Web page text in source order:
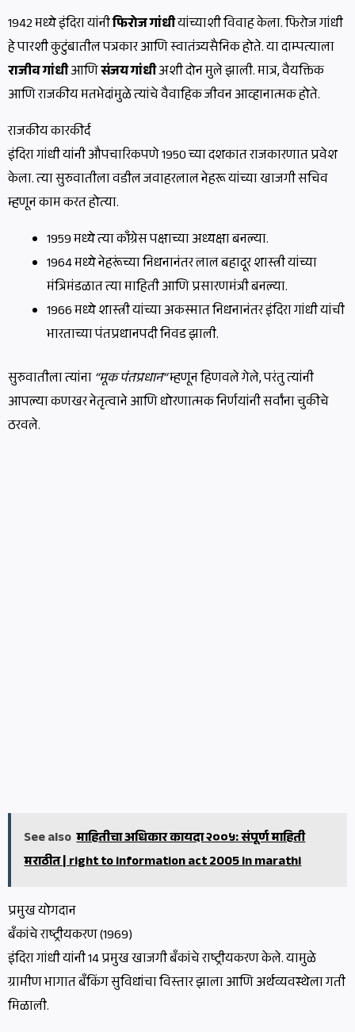
1942 मध्ये इंदिरा यांनीफिरोज गांधीयांच्याशी विवाह केला. फिरोज गांधी
हे पारशी कुटुंबातील पत्रकार आणि स्वातंत्र्यसैनिक होते. या दाम्पत्याला
राजीव गांधीआणिसंजय गांधीअशी दोन मुले झाली. मात्र, वैयक्तिक
आणि राजकीय मतभेदांमुळे त्यांचे वैवाहिक जीवन आव्हानात्मक होते.
राजकीय कारकीर्द
इंदिरा गांधी यांनी औपचारिकपणे 1950 च्या दशकात राजकारणात प्रवेश
केला. त्या सुरुवातीला वडील जवाहरलाल नेहरू यांच्या खाजगी सचिव
म्हणून काम करत होत्या.
1959 मध्ये त्या काँग्रेस पक्षाच्या अध्यक्षा बनल्या.
1964 मध्ये नेहरूंच्या निधनानंतर लाल बहादूर शास्त्री यांच्या
मंत्रिमंडळात त्या माहिती आणि प्रसारणमंत्री बनल्या.
1966 मध्ये शास्त्री यांच्या अकस्मात निधनानंतर इंदिरा गांधी यांची
भारताच्या पंतप्रधानपदी निवड झाली.
सुरुवातीला त्यांना“मूक पंतप्रधान”म्हणून हिणवले गेले, परंतु त्यांनी
आपल्या कणखर नेतृत्वाने आणि धोरणात्मक निर्णयांनी सर्वांना चुकीचे
ठरवले.
See also माहितीचा अधिकार कायदा २००५: संपूर्ण माहिती
मराठीत | right to information act 2005 in marathi
प्रमुख योगदान
बँकांचे राष्ट्रीयकरण (1969)
इंदिरा गांधी यांनी 14 प्रमुख खाजगी बँकांचे राष्ट्रीयकरण केले. यामुळे
ग्रामीण भागात बँकिंग सुविधांचा विस्तार झाला आणि अर्थव्यवस्थेला गती
मिळाली.